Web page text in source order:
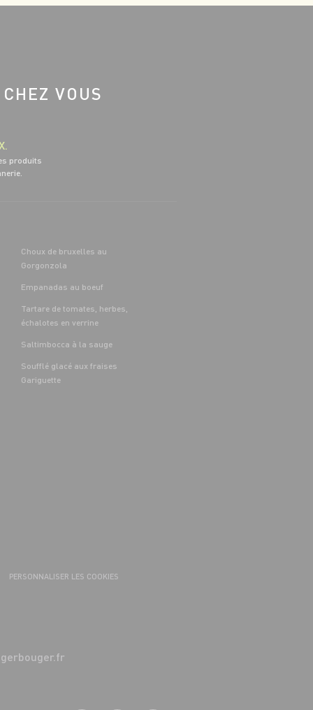
VOUS
produits
Choux de bruxelles au
Gorgonzola
Empanadas au boeuf
Tartare de tomates, herbes,
échalotes en verrine
Saltimbocca à la sauge
Soufflé glacé aux fraises
Gariguette
PERSONNALISER LES COOKIES